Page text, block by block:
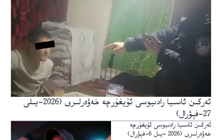
ئەركىن ئاسىيا رادىيوسى ئۇيغۇرچە خەۋەرلىرى (2026-يىلى
27-فېۋرال)
ئەركىن ئاسىيا رادىيوسى ئۇيغۇرچە
خەۋەرلىرى (2026 -يىل 6-فېۋرال)